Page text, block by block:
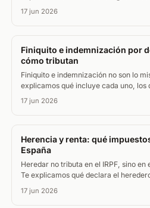
por edad y las deducciones que más
17 jun 2026
Finiquito e indemnización por
cómo tributan
Finiquito e indemnización no son lo
explicamos qué incluye cada uno, los
por despido y qué parte paga IRPF.
17 jun 2026
Herencia y renta: qué
España
Heredar no tributa en el IRPF, sino en
Te explicamos qué declara el
cómo tributa vender lo heredado.
17 jun 2026